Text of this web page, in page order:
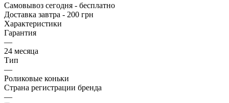
Самовывоз сегодня - бесплатно
Доставка завтра - 200 грн
Характеристики
Гарантия
—
24 месяца
Тип
—
Роликовые коньки
Страна регистрации бренда
—